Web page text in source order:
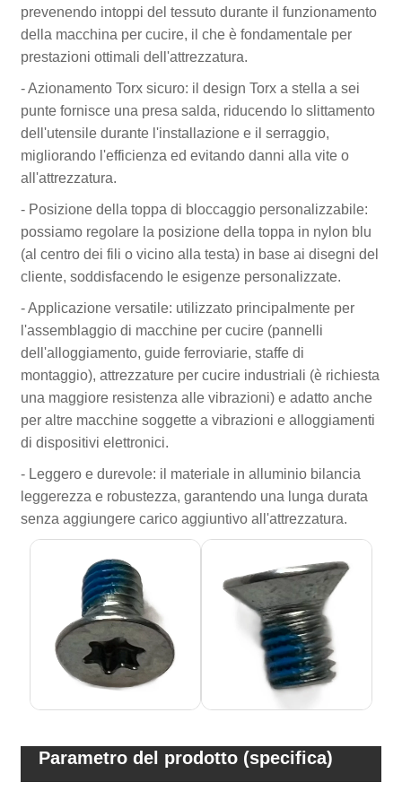
prevenendo intoppi del tessuto durante il funzionamento
della macchina per cucire, il che è fondamentale per
prestazioni ottimali dell'attrezzatura.
- Azionamento Torx sicuro: il design Torx a stella a sei
punte fornisce una presa salda, riducendo lo slittamento
dell'utensile durante l'installazione e il serraggio,
migliorando l'efficienza ed evitando danni alla vite o
all'attrezzatura.
- Posizione della toppa di bloccaggio personalizzabile:
possiamo regolare la posizione della toppa in nylon blu
(al centro dei fili o vicino alla testa) in base ai disegni del
cliente, soddisfacendo le esigenze personalizzate.
- Applicazione versatile: utilizzato principalmente per
l'assemblaggio di macchine per cucire (pannelli
dell'alloggiamento, guide ferroviarie, staffe di
montaggio), attrezzature per cucire industriali (è richiesta
una maggiore resistenza alle vibrazioni) e adatto anche
per altre macchine soggette a vibrazioni e alloggiamenti
di dispositivi elettronici.
- Leggero e durevole: il materiale in alluminio bilancia
leggerezza e robustezza, garantendo una lunga durata
senza aggiungere carico aggiuntivo all'attrezzatura.
Parametro del prodotto (specifica)